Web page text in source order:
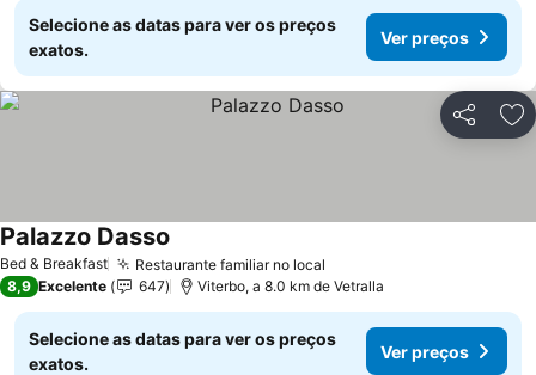
Selecione as datas para ver os preços
exatos.
Ver preços
Partilhar
Bed & Breakfast Restaurante familiar no local
Palazzo Dasso
8,9 Excelente 647 Viterbo, a 8.0 km de Vetralla
Selecione as datas para ver os preços
exatos.
Ver preços